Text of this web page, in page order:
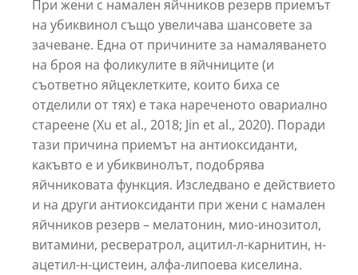
При жени с намален яйчников резерв приемът
на убиквинол също увеличава шансовете за
зачеване. Една от причините за намаляването
на броя на фоликулите в яйчниците (и
съответно яйцеклетките, които биха се
отделили от тях) е така нареченото овариално
стареене (Xu et al., 2018; Jin et al., 2020). Поради
тази причина приемът на антиоксиданти,
какъвто е и убиквинолът, подобрява
яйчниковата функция. Изследвано е действието
и на други антиоксиданти при жени с намален
яйчников резерв – мелатонин, мио-инозитол,
витамини, ресвератрол, ацитил-л-карнитин, н-
ацетил-н-цистеин, алфа-липоева киселина.